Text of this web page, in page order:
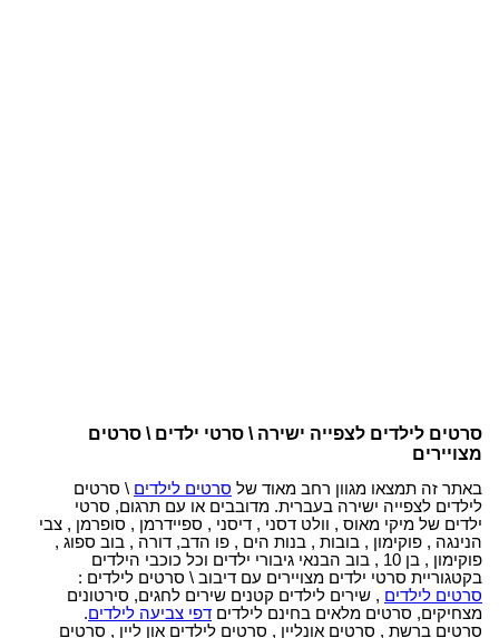
סרטים לילדים לצפייה ישירה \ סרטי ילדים \ סרטים
מצויירים
באתר זה תמצאו מגוון רחב מאוד של סרטים לילדים \ סרטים
לילדים לצפייה ישירה בעברית. מדובבים או עם תרגום, סרטי
ילדים של מיקי מאוס , וולט דסני , דיסני , ספיידרמן , סופרמן , צבי
הנינגה , פוקימון , בובות , בנות הים , פו הדב, דורה , בוב ספוג ,
פוקימון , בן 10 , בוב הבנאי גיבורי ילדים וכל כוכבי הילדים
בקטגוריית סרטי ילדים מצויירים עם דיבוב \ סרטים לילדים :
סרטים לילדים , שירים לילדים קטנים שירים לחגים, סירטונים
מצחיקים, סרטים מלאים בחינם לילדים דפי צביעה לילדים.
סרטים ברשת , סרטים אונליין , סרטים לילדים און ליין , סרטים